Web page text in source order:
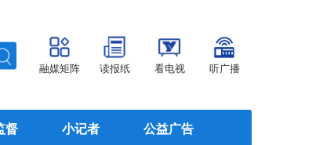
融媒矩阵 读报纸 看电视 听广播
督 小记者 公益广告